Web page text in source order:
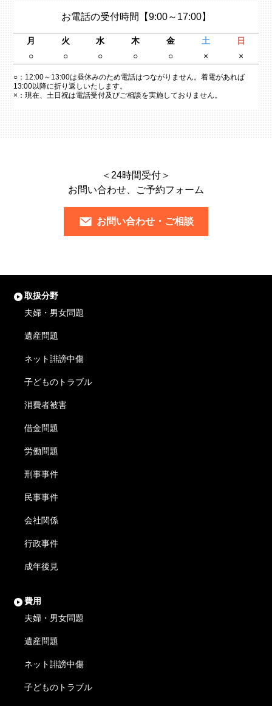
お電話の受付時間 【9:00～17:00】
月 火 水 木 金 土
日
○
○ ○ ○ ○ × ×
○： 12:00～13:00は昼休みのため電話はつながりません。着電があれば
13:00以降に折り返しいたします。
×： 現在、土日祝は電話受付及びご相談を実施しておりません。
＜24時間受付＞
お問い合わせ、ご予約フォーム
お問い合わせ・ご相談
取扱分野
夫婦・男女問題
遺産問題
ネット誹謗中傷
子どものトラブル
消費者被害
借金問題
労働問題
刑事事件
民事事件
会社関係
行政事件
成年後見
費用
夫婦・男女問題
遺産問題
ネット誹謗中傷
子どものトラブル